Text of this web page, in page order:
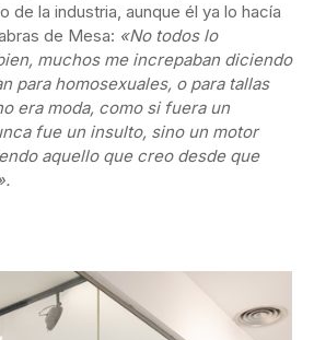
de la industria, aunque él ya lo hacía
de Mesa: «No todos lo
muchos me increpaban diciendo
para homosexuales, o para tallas
era moda, como si fuera un
fue un insulto, sino un motor
aquello que creo desde que